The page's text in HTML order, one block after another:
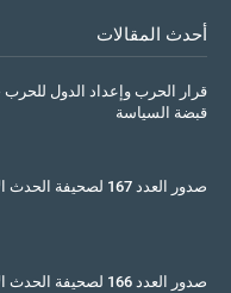
أحدث المقالات
قرار الحرب وإعداد الدول
قبضة السياسة
صدور العدد 167 لصحيفة الحدث الاسبوعي من لندن
صدور العدد 166 لصحيفة الحدث الاسبوعي من لندن